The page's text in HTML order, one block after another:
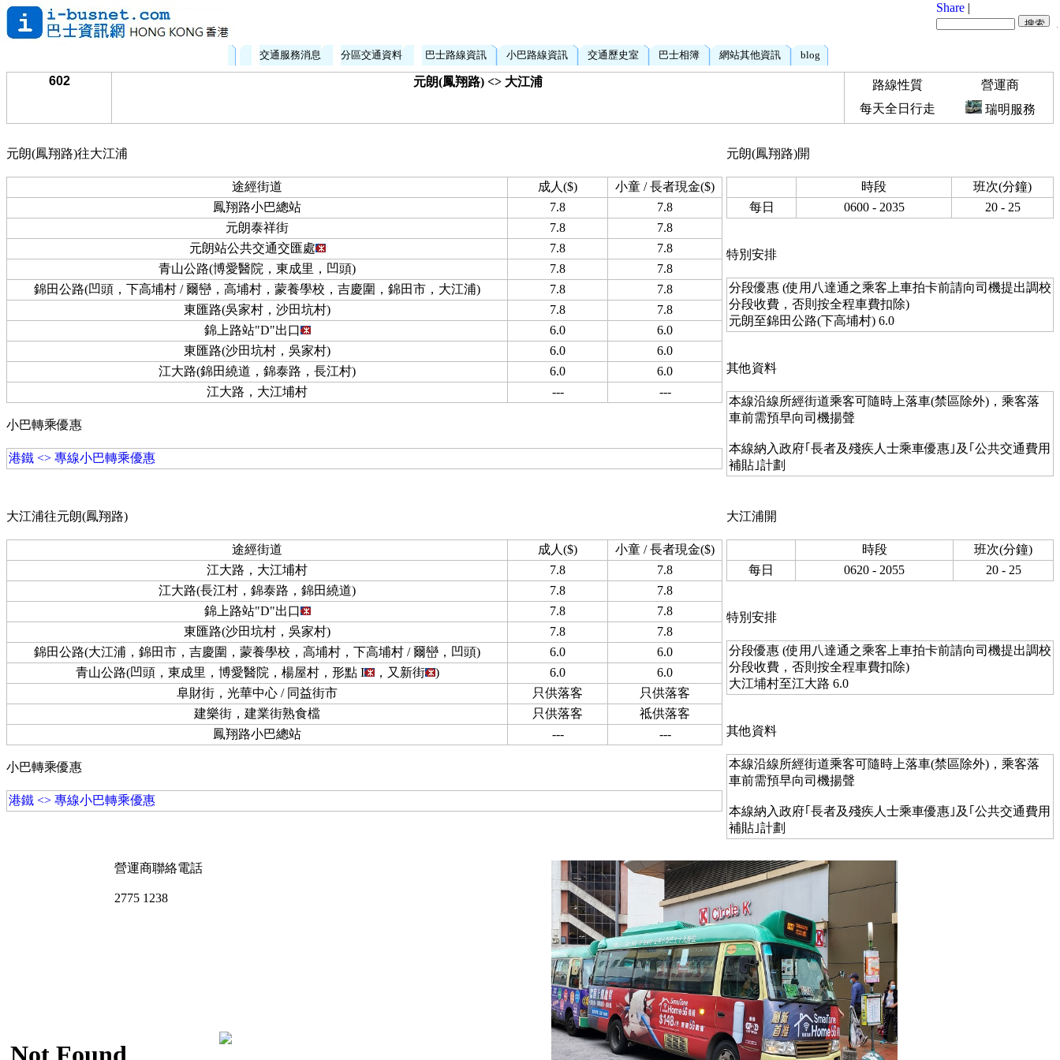
Share |
交通服務消息 分區交通資料 巴士路線資訊 小巴路線資訊 交通歷史室 巴士相簿 網站其他資訊 blog
602 元朗(鳳翔路) <> 大江浦 路線性質
營運商
每天全日行走
瑞明服務
元朗(鳳翔路)往大江浦
途經街道 成人($)
小童 / 長者現金($)
鳳翔路小巴總站
7.8
7.8
元朗泰祥街
7.8
7.8
元朗站公共交通交匯處
7.8
7.8
青山公路(博愛醫院，東成里，凹頭)
7.8
7.8
錦田公路(凹頭，下高埔村 / 爾巒，高埔村，蒙養學校，吉慶圍，錦田市，大江浦)
7.8
7.8
東匯路(吳家村，沙田坑村)
7.8
7.8
錦上路站"D"出口
6.0
6.0
東匯路(沙田坑村，吳家村)
6.0
6.0
江大路(錦田繞道，錦泰路，長江村)
6.0
6.0
江大路，大江埔村
--- ---
小巴轉乘優惠
港鐵 <> 專線小巴轉乘優惠
元朗(鳳翔路)開
時段
班次(分鐘)
每日
0600 - 2035 20 - 25
特別安排
分段優惠 (使用八達通之乘客上車拍卡前請向司機提出調校
分段收費，否則按全程車費扣除)
元朗至錦田公路(下高埔村) 6.0
其他資料
本線沿線所經街道乘客可隨時上落車(禁區除外)，乘客落
車前需預早向司機揚聲
本線納入政府｢長者及殘疾人士乘車優惠｣及｢公共交通費用
補貼｣計劃
大江浦往元朗(鳳翔路)
途經街道 成人($)
小童 / 長者現金($)
江大路，大江埔村
7.8
7.8
江大路(長江村，錦泰路，錦田繞道)
7.8
7.8
錦上路站"D"出口
7.8
7.8
東匯路(沙田坑村，吳家村)
7.8
7.8
錦田公路(大江浦，錦田市，吉慶圍，蒙養學校，高埔村，下高埔村 / 爾巒，凹頭)
6.0
6.0
青山公路(凹頭，東成里，博愛醫院，楊屋村，形點 I
，又新街 ) 6.0
6.0
阜財街，光華中心 / 同益街市
只供落客
只供落客
建樂街，建業街熟食檔
只供落客
祗供落客
鳳翔路小巴總站
--- ---
小巴轉乘優惠
港鐵 <> 專線小巴轉乘優惠
大江浦開
時段
班次(分鐘)
每日
0620 - 2055 20 - 25
特別安排
分段優惠 (使用八達通之乘客上車拍卡前請向司機提出調校
分段收費，否則按全程車費扣除)
大江埔村至江大路 6.0
其他資料
本線沿線所經街道乘客可隨時上落車(禁區除外)，乘客落
車前需預早向司機揚聲
本線納入政府｢長者及殘疾人士乘車優惠｣及｢公共交通費用
補貼｣計劃
營運商聯絡電話
2775 1238